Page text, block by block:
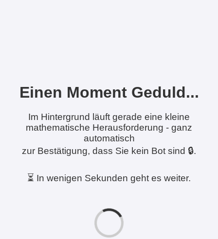
Einen Moment Geduld...
Im Hintergrund läuft gerade eine kleine
mathematische Herausforderung - ganz
automatisch
zur Bestätigung, dass Sie kein Bot sind 🔒.
⏳ In wenigen Sekunden geht es weiter.